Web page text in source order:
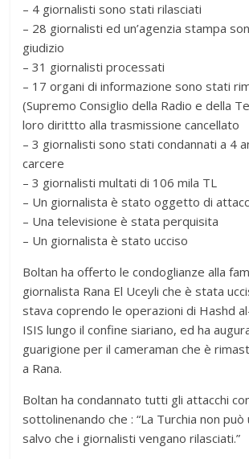
– 4 giornalisti sono stati rilasciati
– 28 giornalisti ed un’agenzia stampa
giudizio
– 31 giornalisti processati
– 17 organi di informazione sono stati
(Supremo Consiglio della Radio e della
loro dirittto alla trasmissione cancellato
– 3 giornalisti sono stati condannati a 4
carcere
– 3 giornalisti multati di 106 mila TL
– Un giornalista è stato oggetto di
– Una televisione è stata perquisita
– Un giornalista è stato ucciso
Boltan ha offerto le condoglianze alla
giornalista Rana El Uceyli che è stata
stava coprendo le operazioni di Hashd
ISIS lungo il confine siariano, ed ha
guarigione per il cameraman che è
a Rana.
Boltan ha condannato tutti gli attacchi
sottolinenando che : “La Turchia non
salvo che i giornalisti vengano rilasciati.”